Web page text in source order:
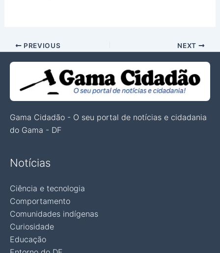
PREVIOUS NEXT
Gama Cidadão - O seu portal de notícias e cidadania
do Gama - DF
Notícias
Ciência e tecnologia
Comportamento
Comunidades indígenas
Curiosidade
Educação